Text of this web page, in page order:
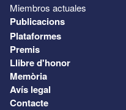
Miembros actuales
Publicacions
Plataformes
Premis
Llibre d'honor
Memòria
Avís legal
Contacte